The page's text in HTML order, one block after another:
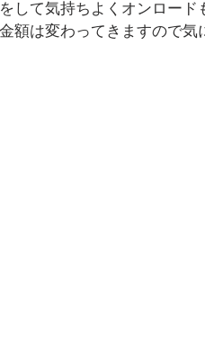
して気持ちよくオンロード
額は変わってきますので気